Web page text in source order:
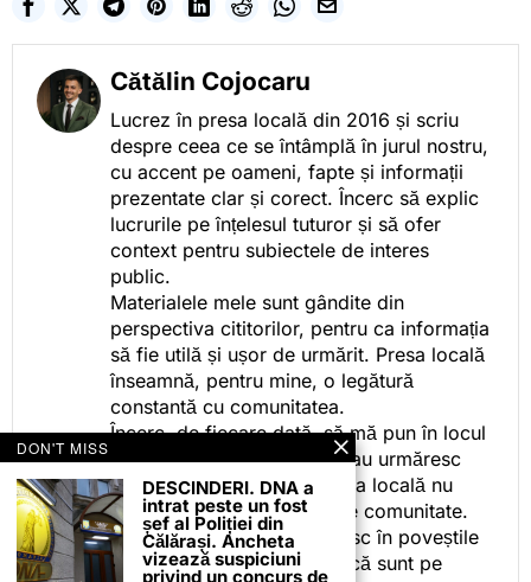
Cătălin Cojocaru
Lucrez în presa locală din 2016 și scriu
despre ceea ce se întâmplă în jurul nostru,
cu accent pe oameni, fapte și informații
prezentate clar și corect. Încerc să explic
lucrurile pe înțelesul tuturor și să ofer
context pentru subiectele de interes
public.
Materialele mele sunt gândite din
perspectiva cititorilor, pentru ca informația
să fie utilă și ușor de urmărit. Presa locală
înseamnă, pentru mine, o legătură
constantă cu comunitatea.
Încerc, de fiecare dată, să mă pun în locul
celor care citesc, privesc sau urmăresc
ceea ce fac. Pentru că presa locală nu
este despre mine, ci despre comunitate.
Iar dacă oamenii se regăsesc în poveștile
pe care le spun, înseamnă că sunt pe
DON'T MISS
DESCINDERI. DNA a
intrat peste un fost
șef al Poliției din
Călărași. Ancheta
vizează suspiciuni
privind un concurs de